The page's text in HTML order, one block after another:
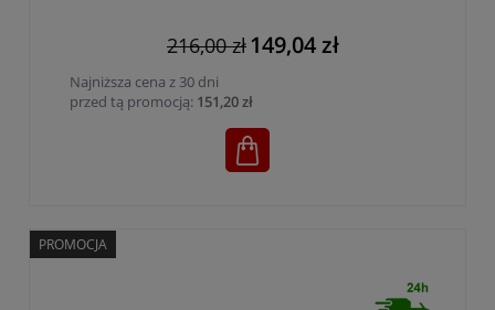
216,00 zł 149,04 zł
Najniższa cena z 30 dni
przed tą promocją: 151,20 zł
PROMOCJA